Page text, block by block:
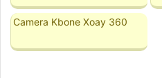
Camera Kbone Xoay 360